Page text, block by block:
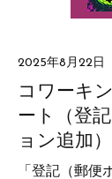
2025年8月22日
コワーキ
ート（登
ョン追加）
「登記（郵便